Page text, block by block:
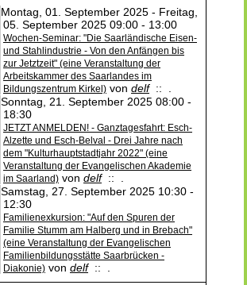
Montag, 01. September 2025 - Freitag,
05. September 2025 09:00 - 13:00
Wochen-Seminar: "Die Saarländische Eisen-
und Stahlindustrie - Von den Anfängen bis
zur Jetztzeit" (eine Veranstaltung der
Arbeitskammer des Saarlandes im
Bildungszentrum Kirkel) von delf:: .
Sonntag, 21. September 2025 08:00 -
18:30
JETZT ANMELDEN! - Ganztagesfahrt: Esch-
Alzette und Esch-Belval - Drei Jahre nach
dem "Kulturhauptstadtjahr 2022" (eine
Veranstaltung der Evangelischen Akademie
im Saarland) von delf:: .
Samstag, 27. September 2025 10:30 -
12:30
Familienexkursion: "Auf den Spuren der
Familie Stumm am Halberg und in Brebach"
(eine Veranstaltung der Evangelischen
Familienbildungsstätte Saarbrücken -
Diakonie) von delf:: .